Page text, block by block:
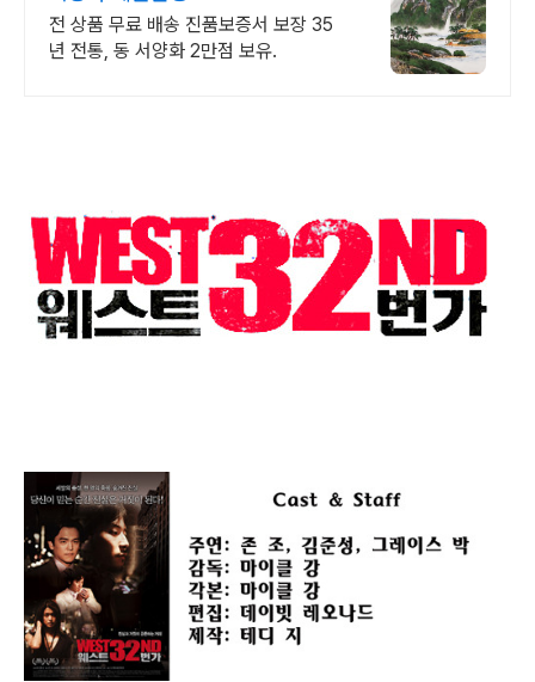
전 상품 무료 배송 진품보증서 보장 35
년 전통, 동 서양화 2만점 보유.